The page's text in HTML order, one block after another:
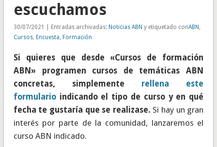
escuchamos
30/07/2021 | Entradas archivadas: Noticias ABN y etiquetado conABN ,
Cursos, Encuesta, Formación
Si quieres que desde «Cursos de formación
ABN» programen cursos de temáticas ABN
concretas, simplemente rellena este
formularioindicando el tipo de curso y en qué
fecha te gustaría que se realizase. Si hay un gran
interés por parte de la comunidad, lanzaremos el
curso ABN indicado.